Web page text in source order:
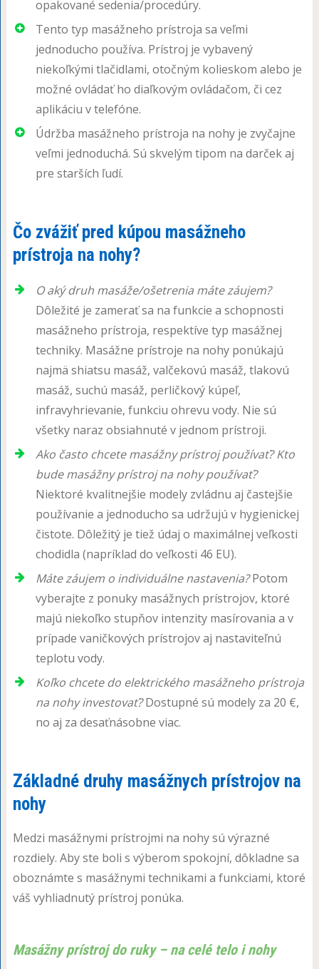
opakované sedenia/procedúry.
Tento typ masážneho prístroja sa veľmi
jednoducho používa. Prístroj je vybavený
niekoľkými tlačidlami, otočným kolieskom alebo je
možné ovládať ho diaľkovým ovládačom, či cez
aplikáciu v telefóne.
Údržba masážneho prístroja na nohy je zvyčajne
veľmi jednoduchá. Sú skvelým tipom na darček aj
pre starších ľudí.
Čo zvážiť pred kúpou masážneho
prístroja na nohy?
O aký druh masáže/ošetrenia máte záujem?
Dôležité je zamerať sa na funkcie a schopnosti
masážneho prístroja, respektíve typ masážnej
techniky. Masážne prístroje na nohy ponúkajú
najmä shiatsu masáž, valčekovú masáž, tlakovú
masáž, suchú masáž, perličkový kúpeľ,
infravyhrievanie, funkciu ohrevu vody. Nie sú
všetky naraz obsiahnuté v jednom prístroji.
Ako často chcete masážny prístroj používať? Kto
bude masážny prístroj na nohy používať?
Niektoré kvalitnejšie modely zvládnu aj častejšie
používanie a jednoducho sa udržujú v hygienickej
čistote. Dôležitý je tiež údaj o maximálnej veľkosti
chodidla (napríklad do veľkosti 46 EU).
Máte záujem o individuálne nastavenia?Potom
vyberajte z ponuky masážnych prístrojov, ktoré
majú niekoľko stupňov intenzity masírovania a v
prípade vaničkových prístrojov aj nastaviteľnú
teplotu vody.
Koľko chcete do elektrického masážneho prístroja
na nohy investovať?Dostupné sú modely za 20 €,
no aj za desaťnásobne viac.
Základné druhy masážnych prístrojov na
nohy
Medzi masážnymi prístrojmi na nohy sú výrazné
rozdiely. Aby ste boli s výberom spokojní, dôkladne sa
oboznámte s masážnymi technikami a funkciami, ktoré
váš vyhliadnutý prístroj ponúka.
Masážny prístroj do ruky – na celé telo i nohy